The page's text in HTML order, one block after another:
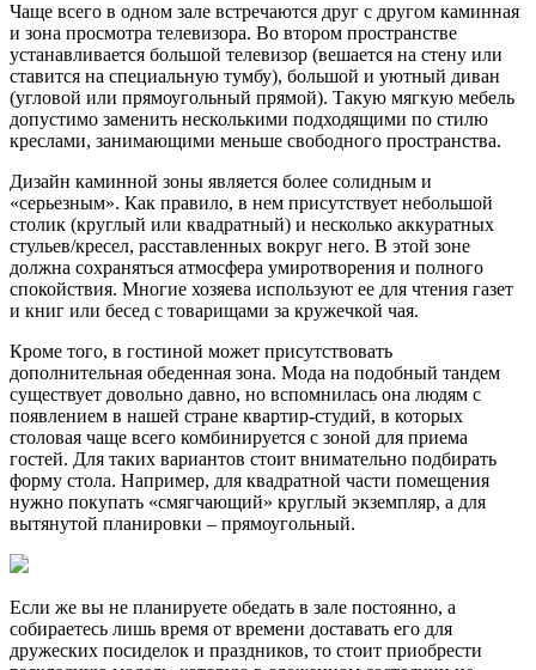
Чаще всего в одном зале встречаются друг с другом каминная
и зона просмотра телевизора. Во втором пространстве
устанавливается большой телевизор (вешается на стену или
ставится на специальную тумбу), большой и уютный диван
(угловой или прямоугольный прямой). Такую мягкую мебель
допустимо заменить несколькими подходящими по стилю
креслами, занимающими меньше свободного пространства.
Дизайн каминной зоны является более солидным и
«серьезным». Как правило, в нем присутствует небольшой
столик (круглый или квадратный) и несколько аккуратных
стульев/кресел, расставленных вокруг него. В этой зоне
должна сохраняться атмосфера умиротворения и полного
спокойствия. Многие хозяева используют ее для чтения газет
и книг или бесед с товарищами за кружечкой чая.
Кроме того, в гостиной может присутствовать
дополнительная обеденная зона. Мода на подобный тандем
существует довольно давно, но вспомнилась она людям с
появлением в нашей стране квартир-студий, в которых
столовая чаще всего комбинируется с зоной для приема
гостей. Для таких вариантов стоит внимательно подбирать
форму стола. Например, для квадратной части помещения
нужно покупать «смягчающий» круглый экземпляр, а для
вытянутой планировки – прямоугольный.
Если же вы не планируете обедать в зале постоянно, а
собираетесь лишь время от времени доставать его для
дружеских посиделок и праздников, то стоит приобрести